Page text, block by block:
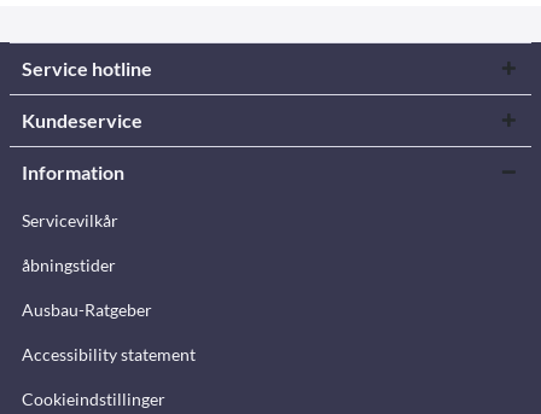
Service hotline
Kundeservice
Information
Servicevilkår
åbningstider
Ausbau-Ratgeber
Accessibility statement
Cookieindstillinger